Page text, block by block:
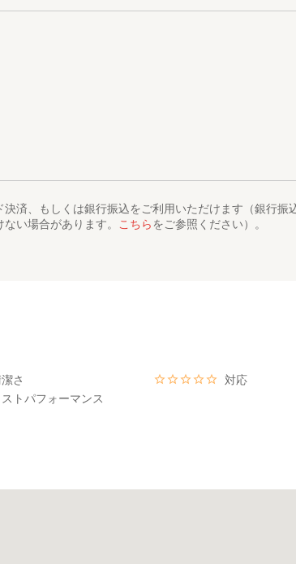
お立ち寄りください。
崎県東臼杵郡諸塚村大字家代３０６８で検索をしてく
ンと一軒家であり、ここでしか味わえない魅力がありま
で森林浴をしていただきリラックスした時間をお過ごし
済、もしくは銀行振込をご利用いただけます（銀行振
い場合があります。 こちらをご参照ください）。
さ
対応
ストパフォーマンス